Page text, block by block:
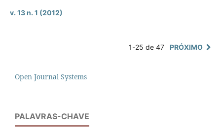
v. 13 n. 1 (2012)
1-25 de 47 PRÓXIMO
Open Journal Systems
PALAVRAS-CHAVE